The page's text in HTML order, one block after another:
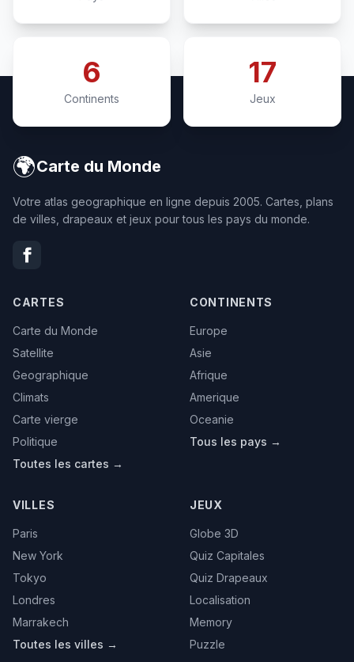
6
Continents
17
Jeux
🌍Carte du Monde
Votre atlas geographique en ligne depuis 2005. Cartes, plans
de villes, drapeaux et jeux pour tous les pays du monde.
CARTES
Carte du Monde
Satellite
Geographique
Climats
Carte vierge
Politique
Toutes les cartes →
CONTINENTS
Europe
Asie
Afrique
Amerique
Oceanie
Tous les pays →
VILLES
Paris
New York
Tokyo
Londres
Marrakech
Toutes les villes →
JEUX
Globe 3D
Quiz Capitales
Quiz Drapeaux
Localisation
Memory
Puzzle